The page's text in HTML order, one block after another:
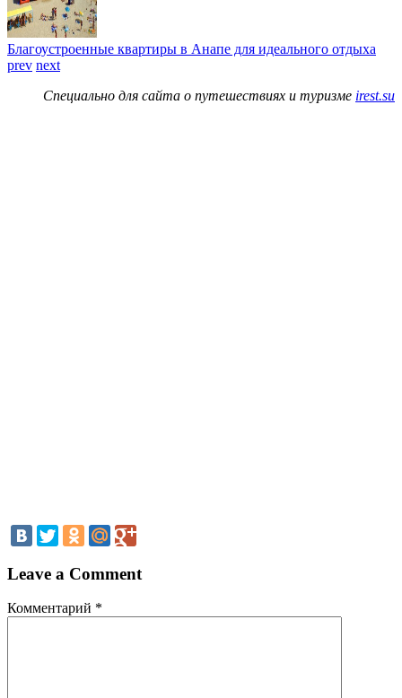
Благоустроенные квартиры в Анапе для идеального отдыха
prev next
Специально для сайта о путешествиях и туризме irest.su
Leave a Comment
Комментарий *